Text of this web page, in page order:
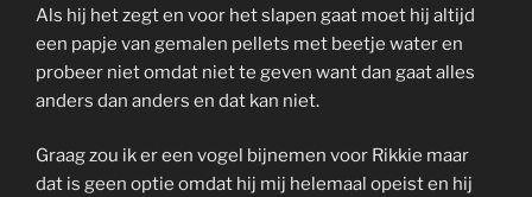
Als hij het zegt en voor het slapen gaat moet hij altijd
een papje van gemalen pellets met beetje water en
probeer niet omdat niet te geven want dan gaat alles
anders dan anders en dat kan niet.
Graag zou ik er een vogel bijnemen voor Rikkie maar
dat is geen optie omdat hij mij helemaal opeist en hij